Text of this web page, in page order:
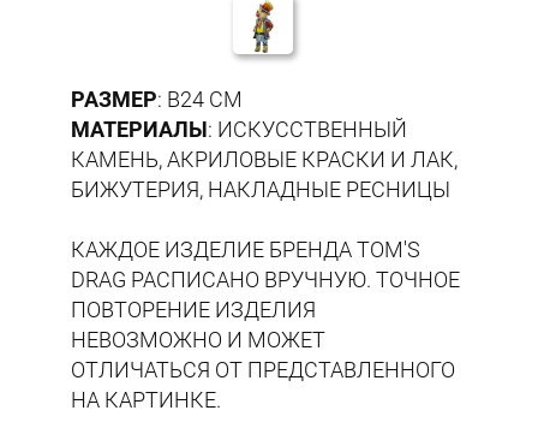
РАЗМЕР: В24 СМ
МАТЕРИАЛЫ: ИСКУССТВЕННЫЙ
КАМЕНЬ, АКРИЛОВЫЕ КРАСКИ И ЛАК,
БИЖУТЕРИЯ, НАКЛАДНЫЕ РЕСНИЦЫ
КАЖДОЕ ИЗДЕЛИЕ БРЕНДА TOM'S
DRAG РАСПИСАНО ВРУЧНУЮ. ТОЧНОЕ
ПОВТОРЕНИЕ ИЗДЕЛИЯ
НЕВОЗМОЖНО И МОЖЕТ
ОТЛИЧАТЬСЯ ОТ ПРЕДСТАВЛЕННОГО
НА КАРТИНКЕ.